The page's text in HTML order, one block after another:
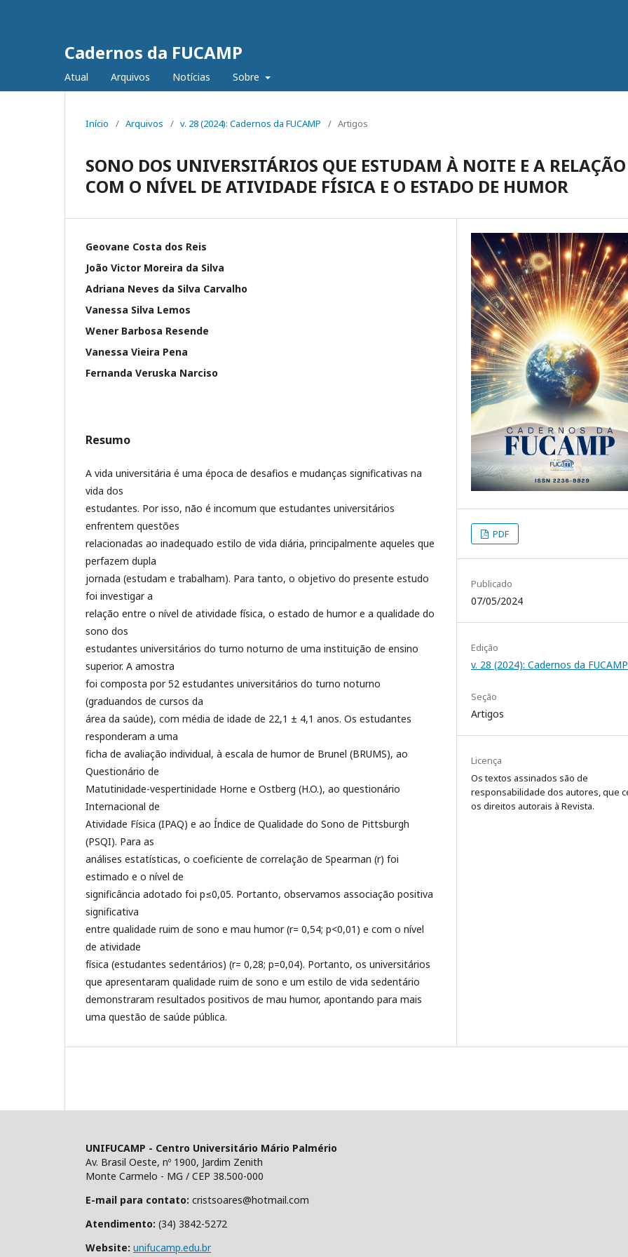
Cadernos da FUCAMP
Atual Arquivos Notícias Sobre
Início / Arquivos / v. 28 (2024): Cadernos da FUCAMP / Artigos
SONO DOS UNIVERSITÁRIOS QUE ESTUDAM À NOITE E A RELAÇÃO
COM O NÍVEL DE ATIVIDADE FÍSICA E O ESTADO DE HUMOR
Geovane Costa dos Reis
João Victor Moreira da Silva
Adriana Neves da Silva Carvalho
Vanessa Silva Lemos
Wener Barbosa Resende
Vanessa Vieira Pena
Fernanda Veruska Narciso
Resumo
A vida universitária é uma época de desafios e mudanças significativas na
vida dos
estudantes. Por isso, não é incomum que estudantes universitários
enfrentem questões
relacionadas ao inadequado estilo de vida diária, principalmente aqueles que
perfazem dupla
jornada (estudam e trabalham). Para tanto, o objetivo do presente estudo
foi investigar a
relação entre o nível de atividade física, o estado de humor e a qualidade do
sono dos
estudantes universitários do turno noturno de uma instituição de ensino
superior. A amostra
foi composta por 52 estudantes universitários do turno noturno
(graduandos de cursos da
área da saúde), com média de idade de 22,1 ± 4,1 anos. Os estudantes
responderam a uma
ficha de avaliação individual, à escala de humor de Brunel (BRUMS), ao
Questionário de
Matutinidade-vespertinidade Horne e Ostberg (H.O.), ao questionário
Internacional de
Atividade Física (IPAQ) e ao Índice de Qualidade do Sono de Pittsburgh
(PSQI). Para as
análises estatísticas, o coeficiente de correlação de Spearman (r) foi
estimado e o nível de
significância adotado foi p≤0,05. Portanto, observamos associação positiva
significativa
entre qualidade ruim de sono e mau humor (r= 0,54; p<0,01) e com o nível
de atividade
física (estudantes sedentários) (r= 0,28; p=0,04). Portanto, os universitários
que apresentaram qualidade ruim de sono e um estilo de vida sedentário
demonstraram resultados positivos de mau humor, apontando para mais
uma questão de saúde pública.
PDF
Publicado
07/05/2024
Edição
v. 28 (2024): Cadernos da FUCAMP
Seção
Artigos
Licença
Os textos assinados são de
responsabilidade dos autores, que
os direitos autorais à Revista.
UNIFUCAMP - Centro Universitário Mário Palmério
Av. Brasil Oeste, nº 1900, Jardim Zenith
Monte Carmelo - MG / CEP 38.500-000
E-mail para contato: cristsoares@hotmail.com
Atendimento: (34) 3842-5272
Website: unifucamp.edu.br